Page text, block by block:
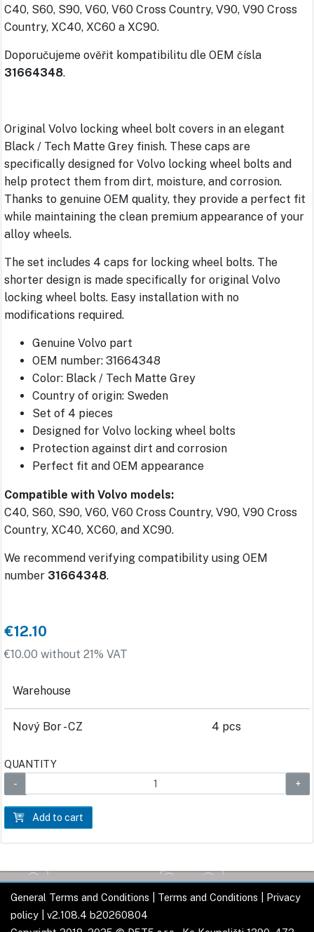
C40, S60, S90, V60, V60 Cross Country, V90, V90 Cross
Country, XC40, XC60 a XC90.
Doporučujeme ověřit kompatibilitu dle OEM čísla
31664348.
Original Volvo locking wheel bolt covers in an elegant
Black / Tech Matte Grey finish. These caps are
specifically designed for Volvo locking wheel bolts and
help protect them from dirt, moisture, and corrosion.
Thanks to genuine OEM quality, they provide a perfect fit
while maintaining the clean premium appearance of your
alloy wheels.
The set includes 4 caps for locking wheel bolts. The
shorter design is made specifically for original Volvo
locking wheel bolts. Easy installation with no
modifications required.
Genuine Volvo part
OEM number: 31664348
Color: Black / Tech Matte Grey
Country of origin: Sweden
Set of 4 pieces
Designed for Volvo locking wheel bolts
Protection against dirt and corrosion
Perfect fit and OEM appearance
Compatible with Volvo models:
C40, S60, S90, V60, V60 Cross Country, V90, V90 Cross
Country, XC40, XC60, and XC90.
We recommend verifying compatibility using OEM
number 31664348.
€12.10
€10.00 without 21% VAT
Warehouse
Nový Bor - CZ 4 pcs
QUANTITY
Add to cart
General Terms and Conditions Terms and Conditions
Privacy
policy | v2.108.4 b20260804